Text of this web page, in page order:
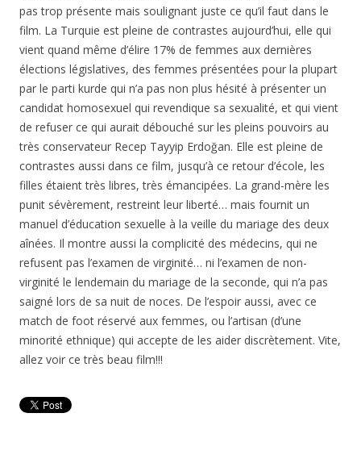
pas trop présente mais soulignant juste ce qu’il faut dans le
film. La Turquie est pleine de contrastes aujourd’hui, elle qui
vient quand même d’élire 17% de femmes aux dernières
élections législatives, des femmes présentées pour la plupart
par le parti kurde qui n’a pas non plus hésité à présenter un
candidat homosexuel qui revendique sa sexualité, et qui vient
de refuser ce qui aurait débouché sur les pleins pouvoirs au
très conservateur Recep Tayyip Erdoğan. Elle est pleine de
contrastes aussi dans ce film, jusqu’à ce retour d’école, les
filles étaient très libres, très émancipées. La grand-mère les
punit sévèrement, restreint leur liberté… mais fournit un
manuel d’éducation sexuelle à la veille du mariage des deux
aînées. Il montre aussi la complicité des médecins, qui ne
refusent pas l’examen de virginité… ni l’examen de non-
virginité le lendemain du mariage de la seconde, qui n’a pas
saigné lors de sa nuit de noces. De l’espoir aussi, avec ce
match de foot réservé aux femmes, ou l’artisan (d’une
minorité ethnique) qui accepte de les aider discrètement. Vite,
allez voir ce très beau film!!!